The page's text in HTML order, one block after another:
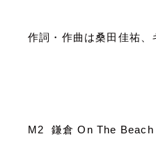
作詞・作曲は桑田佳祐、
M2 鎌倉 On The Beach